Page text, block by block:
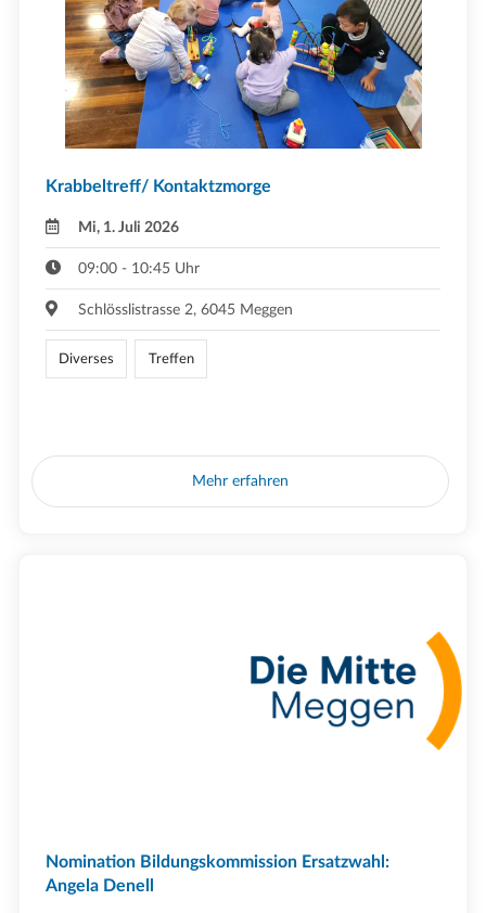
Krabbeltreff/ Kontaktzmorge
Mi, 1. Juli 2026
09:00 - 10:45 Uhr
Schlösslistrasse 2, 6045 Meggen
Diverses Treffen
Mehr erfahren
Nomination Bildungskommission Ersatzwahl:
Angela Denell